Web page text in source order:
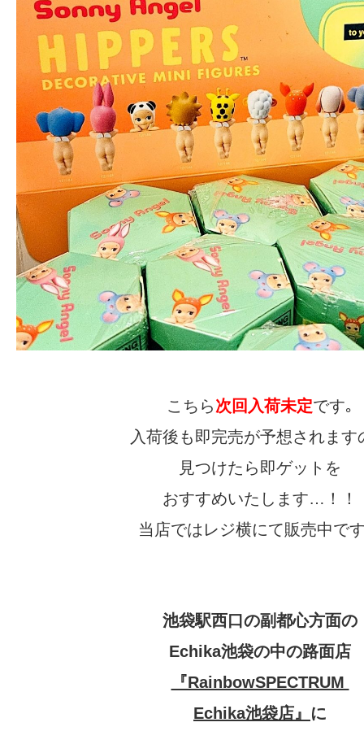
こちら次回入荷未定です｡
入荷後も即完売が予想されます
見つけたら即ゲットを
おすすめいたします…！！
当店ではレジ横にて販売中で
池袋駅西口の副都心方面の
Echika池袋の中の路面店
『RainbowSPECTRUM
Echika池袋店』 に